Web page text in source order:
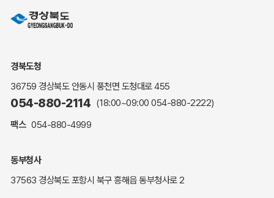
민원상담
민원안내
해명·설명자료
자주하는 질문
복지신문고
세입세출예산서
경북도청
36759 경상북도 안동시 풍천면 도청대로 455
054-880-2114 (18:00~09:00 054-880-2222)
팩스 054-880-4999
동부청사
37563 경상북도 포항시 북구 흥해읍 동부청사로 2